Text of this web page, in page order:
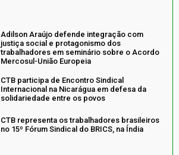
Adilson Araújo defende integração com
justiça social e protagonismo dos
trabalhadores em seminário sobre o Acordo
Mercosul-União Europeia
CTB participa de Encontro Sindical
Internacional na Nicarágua em defesa da
solidariedade entre os povos
CTB representa os trabalhadores brasileiros
no 15º Fórum Sindical do BRICS, na Índia